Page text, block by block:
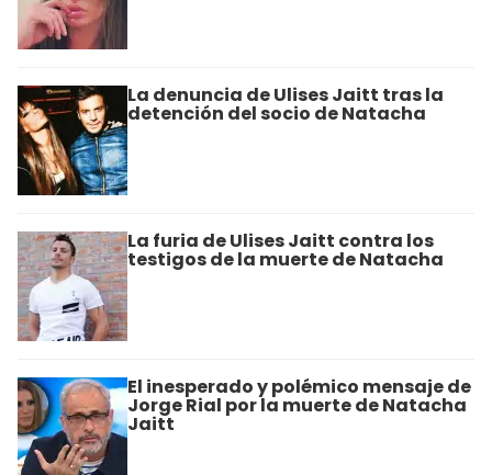
La denuncia de Ulises Jaitt tras la
detención del socio de Natacha
La furia de Ulises Jaitt contra los
testigos de la muerte de Natacha
El inesperado y polémico mensaje de
Jorge Rial por la muerte de Natacha
Jaitt